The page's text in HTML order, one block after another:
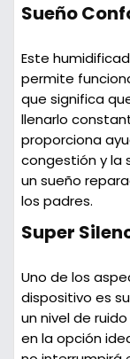
Sueño
Este
permite
que significa
llenarlo
proporciona
congestióny la
un sueño
los padres.
Super
Uno de los
dispositivo es
un nivel de
en la opción